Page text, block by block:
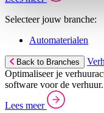
Selecteer jouw branche:
Automaterialen
Back to Branches
Optimaliseer je
software voor de verhuur.
Lees meer